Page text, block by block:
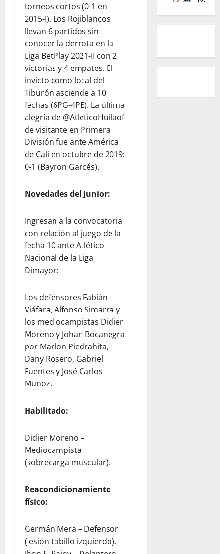
torneos cortos (0-1 en
2015-I). Los Rojiblancos
llevan 6 partidos sin
conocer la derrota en la
Liga BetPlay 2021-II con 2
victorias y 4 empates. El
invicto como local del
Tiburón asciende a 10
fechas (6PG-4PE). La última
alegría de @AtleticoHuilaof
de visitante en Primera
División fue ante América
de Cali en octubre de 2019:
0-1 (Bayron Garcés).
Novedades del Junior:
Ingresan a la convocatoria
con relación al juego de la
fecha 10 ante Atlético
Nacional de la Liga
Dimayor:
Los defensores Fabián
Viáfara, Alfonso Simarra y
los mediocampistas Didier
Moreno y Johan Bocanegra
por Marlon Piedrahita,
Dany Rosero, Gabriel
Fuentes y José Carlos
Muñoz.
Habilitado:
Didier Moreno –
Mediocampista
(sobrecarga muscular).
Reacondicionamiento
físico:
Germán Mera – Defensor
(lesión tobillo izquierdo).